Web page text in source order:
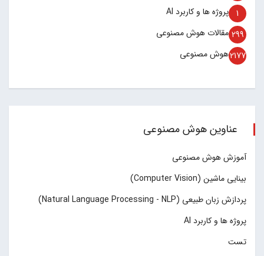
پروژه ها و کاربرد AI 1
مقالات هوش مصنوعی 299
هوش مصنوعی2177
عناوین هوش مصنوعی
آموزش هوش مصنوعی
بینایی ماشین (Computer Vision)
پردازش زبان طبیعی (Natural Language Processing - NLP)
پروژه ها و کاربرد AI
تست